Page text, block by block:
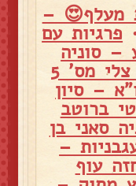
מעלף😍 –
פרגיות עם
– סוניה
בשר צלי מס' 5
– סיון
ברוטב
סאני בן
–
עוף